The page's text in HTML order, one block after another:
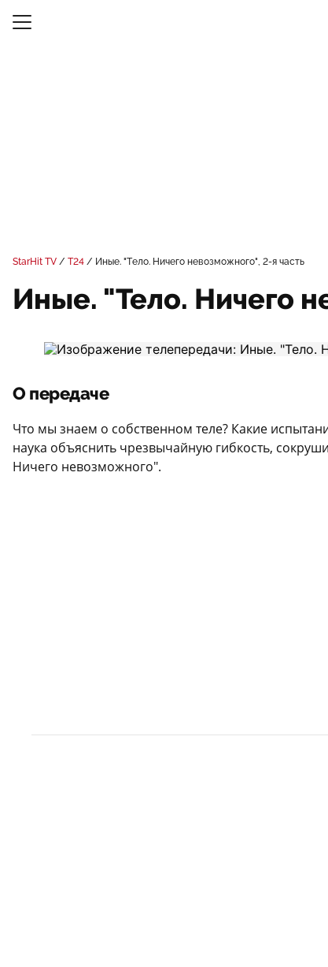
StarHit TV Т24 Иные. "Тело. Ничего невозможного", 2-я часть
Иные. "Тело. Ничего
О передаче
Что мы знаем о собственном теле? Какие
наука объяснить чрезвычайную гибкость,
Ничего невозможного".